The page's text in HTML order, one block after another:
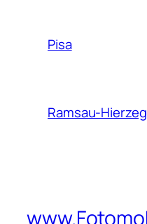
Pisa
Ramsau-